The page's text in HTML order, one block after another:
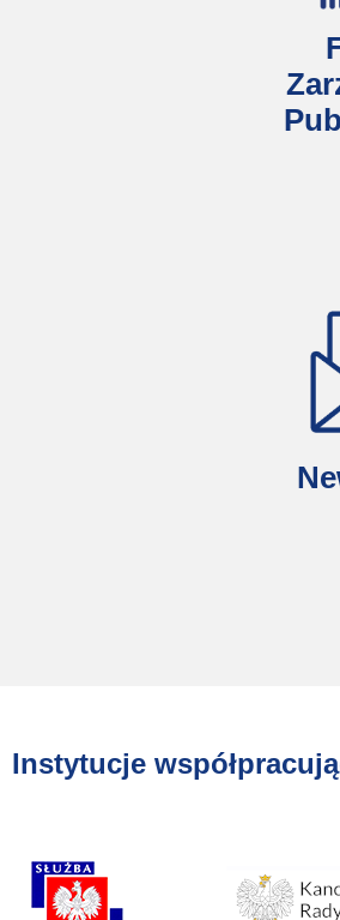
Instytucje